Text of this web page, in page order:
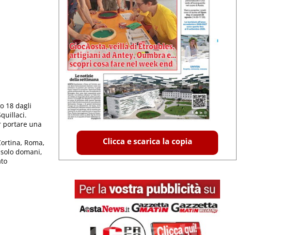
18 dagli
portare una
Roma,
domani,
Clicca e scarica la copia